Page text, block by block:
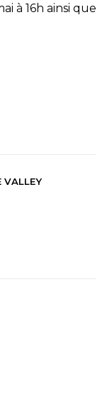
à 16h ainsi que
VALLEY